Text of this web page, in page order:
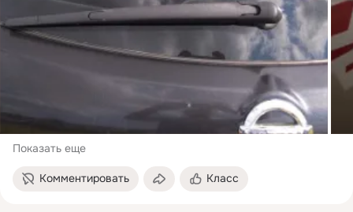
Показать еще
Комментировать Класс